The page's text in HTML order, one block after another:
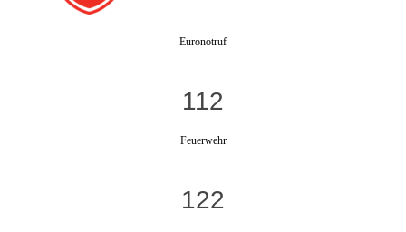
Euronotruf
112
Feuerwehr
122